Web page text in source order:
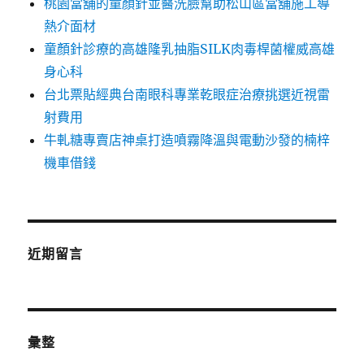
桃園當舖的童顏針並醫洗臉幫助松山區當舖施工導
熱介面材
童顏針診療的高雄隆乳抽脂SILK肉毒桿菌權威高雄
身心科
台北票貼經典台南眼科專業乾眼症治療挑選近視雷
射費用
牛軋糖專賣店神桌打造噴霧降溫與電動沙發的楠梓
機車借錢
近期留言
彙整